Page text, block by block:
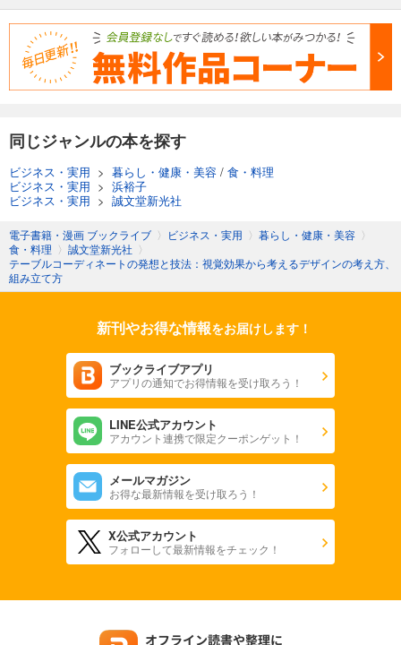
同じジャンルの本を探す
ビジネス・実用 > 暮らし・健康・美容 / 食・料理
ビジネス・実用 > 浜裕子
ビジネス・実用 > 誠文堂新光社
電子書籍・漫画 ブックライブ 〉 ビジネス・実用 〉 暮らし・健康・美容 〉
食・料理 〉 誠文堂新光社 〉
テーブルコーディネートの発想と技法：視覚効果から考えるデザインの考え方、
組み立て方
新刊やお得な情報をお届けします！
ブックライブアプリ
アプリの通知でお得情報を受け取ろう！
LINE公式アカウント
アカウント連携で限定クーポンゲット！
メールマガジン
お得な最新情報を受け取ろう！
X公式アカウント
フォローして最新情報をチェック！